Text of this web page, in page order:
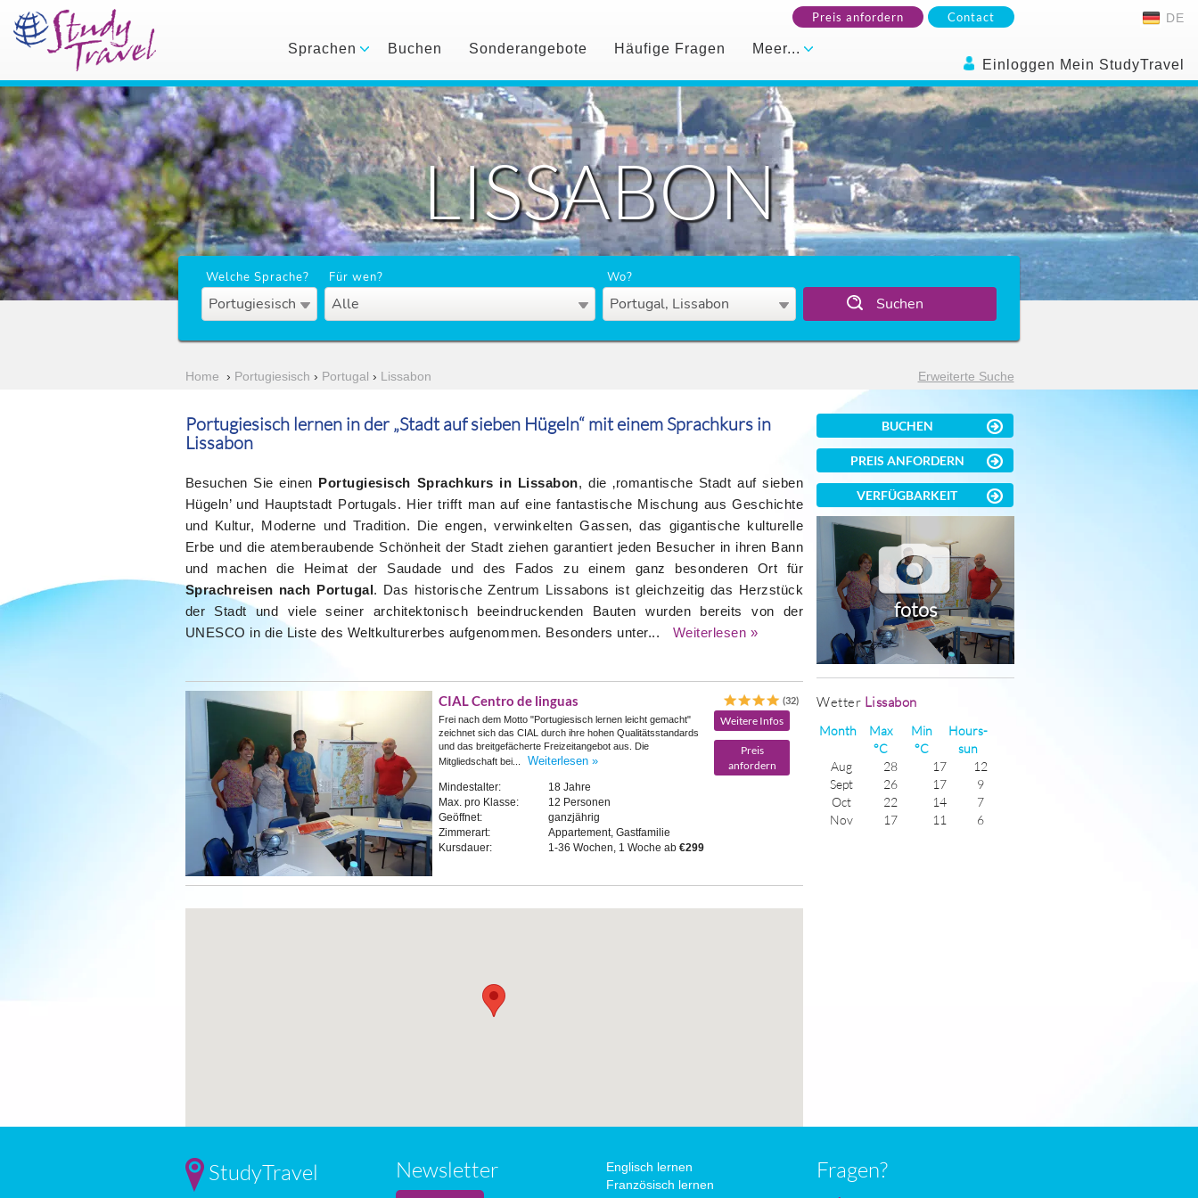
Preis anfordern Contact DE
Einloggen Mein StudyTravel
Sprachen Buchen Sonderangebote Häufige Fragen Meer...
LISSABON
Welche Sprache?
Portugiesisch
Für wen?
Alle
Wo?
Portugal, Lissabon Suchen
Home › Portugiesisch › Portugal › Lissabon Erweiterte Suche
Portugiesisch lernen in der „Stadt auf sieben Hügeln“ mit einem Sprachkurs in
Lissabon
Besuchen Sie einen Portugiesisch Sprachkurs in Lissabon, die ‚romantische Stadt auf sieben
Hügeln’ und Hauptstadt Portugals. Hier trifft man auf eine fantastische Mischung aus Geschichte
und Kultur, Moderne und Tradition. Die engen, verwinkelten Gassen, das gigantische kulturelle
Erbe und die atemberaubende Schönheit der Stadt ziehen garantiert jeden Besucher in ihren Bann
und machen die Heimat der Saudade und des Fados zu einem ganz besonderen Ort für
Sprachreisen nach Portugal. Das historische Zentrum Lissabons ist gleichzeitig das Herzstück
der Stadt und viele seiner architektonisch beeindruckenden Bauten wurden bereits von der
UNESCO in die Liste des Weltkulturerbes aufgenommen. Besonders unter...
Weiterlesen »
CIAL Centro de linguas (32)
Weitere Infos
Preis
anfordern
Frei nach dem Motto "Portugiesisch lernen leicht gemacht"
zeichnet sich das CIAL durch ihre hohen Qualitätsstandards
und das breitgefächerte Freizeitangebot aus. Die
Mitgliedschaft bei...
Weiterlesen »
Mindestalter:
18 Jahre
Max. pro Klasse:
12 Personen
Geöffnet:
ganzjährig
Zimmerart:
Appartement, Gastfamilie
Kursdauer:
1-36 Wochen, 1 Woche ab €299
BUCHEN
PREIS ANFORDERN
VERFÜGBARKEIT
fotos
Wetter Lissabon
Month
Max
°C
Min
°C
Hours-
sun
Aug
28 17
12
Sept
26 17
9
Oct
22 14
7
Nov
17 11
6
StudyTravel Newsletter
Englisch lernen
Französisch lernen
Fragen?